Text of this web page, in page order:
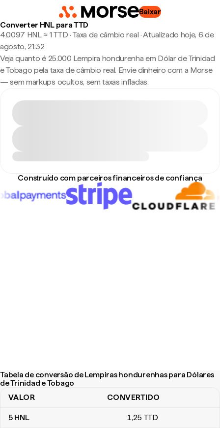
Baixar
Converter HNL para TTD
4,0097 HNL ≈ 1 TTD · Taxa de câmbio real ·Atualizado hoje, 6 de
agosto, 21:32
Veja quanto é 25.000 Lempira hondurenha em Dólar de Trinidad
e Tobago pela taxa de câmbio real. Envie dinheiro com a Morse
— sem markups ocultos, sem taxas infladas.
Construído com parceiros financeiros de confiança
Tabela de conversão de Lempiras hondurenhas para Dólares
de Trinidad e Tobago
Tabela de conversão de Lempiras hondurenhas para Dólares de
VALOR CONVERTIDO
5 HNL 1,25 TTD